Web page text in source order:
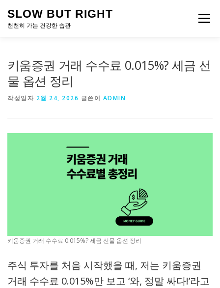
SLOW BUT RIGHT
천천히 가는 건강한 습관
메뉴
키움증권 거래 수수료 0.015%? 세금 선
물 옵션 정리
작성일자 2월 24, 2026 글쓴이 ADMIN
키움증권 거래 수수료 0.015%? 세금 선물 옵션 정리
주식 투자를 처음 시작했을 때, 저는 키움증권
거래 수수료 0.015%만 보고 ‘와, 정말 싸다!’라고